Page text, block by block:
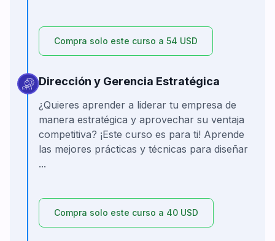
Compra solo este curso a 54 USD
Dirección y Gerencia Estratégica
¿Quieres aprender a liderar tu empresa de
manera estratégica y aprovechar su ventaja
competitiva? ¡Este curso es para ti! Aprende
las mejores prácticas y técnicas para diseñar
...
Compra solo este curso a 40 USD